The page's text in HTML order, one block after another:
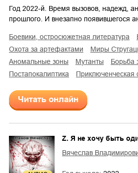
Год 2022-й. Время вызовов, надежд,
прошлого. И внезапно появившегося
боевики, остросюжетная литература
охота за артефактами
миры
аномальные зоны
мутанты
постапокалиптика
Читать онлайн
Z. Я не хочу быть
Вячеслав